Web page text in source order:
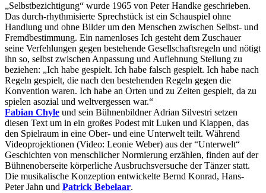
„Selbstbezichtigung“ wurde 1965 von Peter Handke geschrieben.
Das durch-rhythmisierte Sprechstück ist ein Schauspiel ohne
Handlung und ohne Bilder um den Menschen zwischen Selbst- und
Fremdbestimmung. Ein namenloses Ich gesteht dem Zuschauer
seine Verfehlungen gegen bestehende Gesellschaftsregeln und nötigt
ihn so, selbst zwischen Anpassung und Auflehnung Stellung zu
beziehen: „Ich habe gespielt. Ich habe falsch gespielt. Ich habe nach
Regeln gespielt, die nach den bestehenden Regeln gegen die
Konvention waren. Ich habe an Orten und zu Zeiten gespielt, da zu
spielen asozial und weltvergessen war.“
Fabian Chyle und sein Bühnenbildner Adrian Silvestri setzen
diesen Text um in ein großes Podest mit Luken und Klappen, das
den Spielraum in eine Ober- und eine Unterwelt teilt. Während
Videoprojektionen (Video: Leonie Weber) aus der “Unterwelt“
Geschichten von menschlicher Normierung erzählen, finden auf der
Bühnenoberseite körperliche Ausbruchsversuche der Tänzer statt.
Die musikalische Konzeption entwickelte Bernd Konrad, Hans-
Peter Jahn und Patrick Bebelaar.